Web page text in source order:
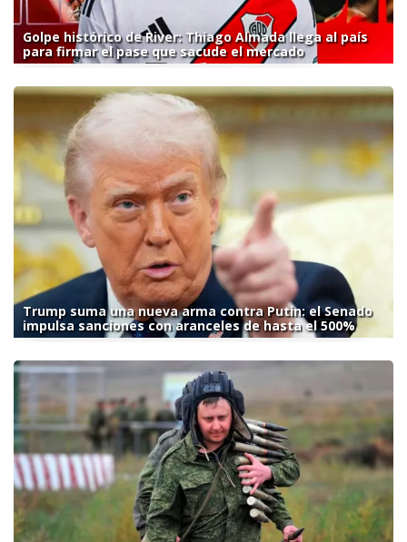
Golpe histórico de River: Thiago Almada llega al país
para firmar el pase que sacude el mercado
Trump suma una nueva arma contra Putin: el Senado
impulsa sanciones con aranceles de hasta el 500%